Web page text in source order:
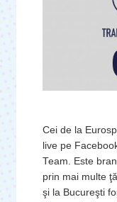
Cei de la
live pe
Team. Este
prin mai multe
şi la Bucureşti